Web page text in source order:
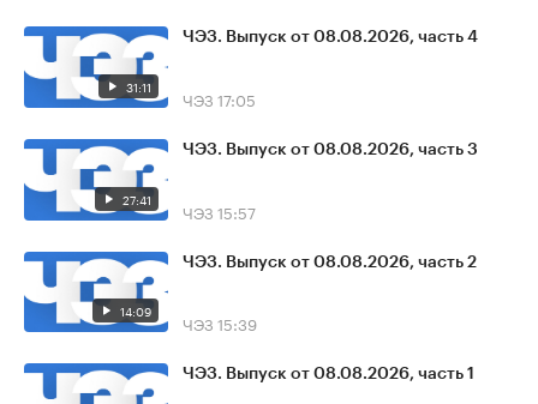
31:11
ЧЭЗ. Выпуск от 08.08.2026, часть 4
ЧЭЗ 17:05
27:41
ЧЭЗ. Выпуск от 08.08.2026, часть 3
ЧЭЗ 15:57
14:09
ЧЭЗ. Выпуск от 08.08.2026, часть 2
ЧЭЗ 15:39
ЧЭЗ. Выпуск от 08.08.2026, часть 1